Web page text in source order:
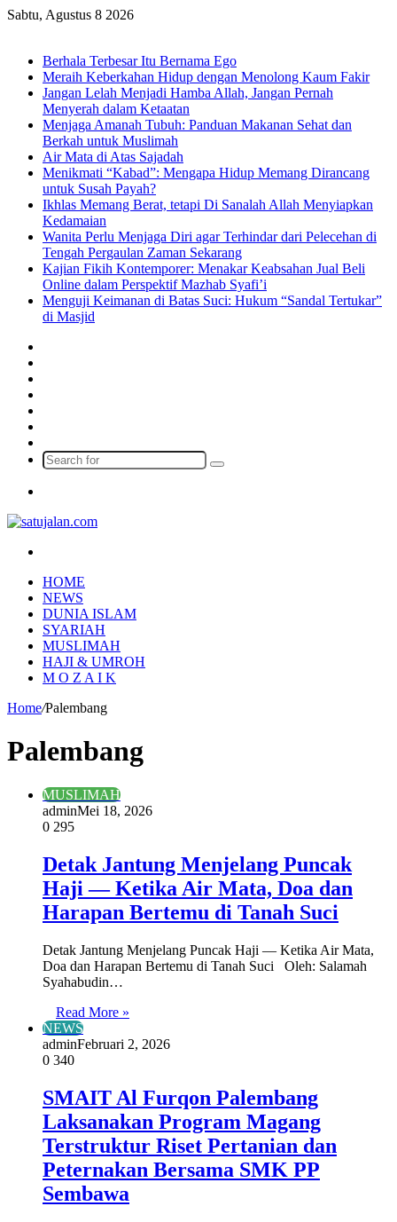
Sabtu, Agustus 8 2026
Berhala Terbesar Itu Bernama Ego
Meraih Keberkahan Hidup dengan Menolong Kaum Fakir
Jangan Lelah Menjadi Hamba Allah, Jangan Pernah
Menyerah dalam Ketaatan
Menjaga Amanah Tubuh: Panduan Makanan Sehat dan
Berkah untuk Muslimah
Air Mata di Atas Sajadah
Menikmati “Kabad”: Mengapa Hidup Memang Dirancang
untuk Susah Payah?
Ikhlas Memang Berat, tetapi Di Sanalah Allah Menyiapkan
Kedamaian
Wanita Perlu Menjaga Diri agar Terhindar dari Pelecehan di
Tengah Pergaulan Zaman Sekarang
Kajian Fikih Kontemporer: Menakar Keabsahan Jual Beli
Online dalam Perspektif Mazhab Syafi’i
Menguji Keimanan di Batas Suci: Hukum “Sandal Tertukar”
di Masjid
Search
HOME
NEWS
DUNIA ISLAM
SYARIAH
MUSLIMAH
HAJI & UMROH
M O Z A I K
Home/Palembang
Palembang
MUSLIMAH
adminMei 18, 2026
0 295
Detak Jantung Menjelang Puncak
Haji — Ketika Air Mata, Doa dan
Harapan Bertemu di Tanah Suci
Detak Jantung Menjelang Puncak Haji — Ketika Air Mata,
Doa dan Harapan Bertemu di Tanah Suci Oleh: Salamah
Syahabudin…
Read More »
NEWS
adminFebruari 2, 2026
0 340
SMAIT Al Furqon Palembang
Laksanakan Program Magang
Terstruktur Riset Pertanian dan
Peternakan Bersama SMK PP
Sembawa